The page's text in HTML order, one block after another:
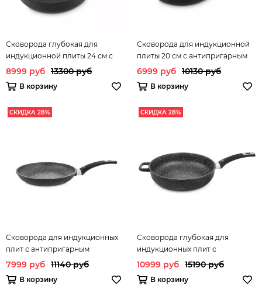
Сковорода глубокая для
индукционной плиты 24 см с
антипригарным покрытием
411.24
8999 руб 13300 руб
В корзину
Сковорода для индукционной
плиты 20 см с антипригарным
покрытием Diamant Plus
6999 руб 10130 руб
В корзину
СКИДКА 28%
Сковорода для индукционных
плит с антипригарным
покрытием 24 см OLYMPIA
7999 руб 11140 руб
В корзину
СКИДКА 28%
Сковорода глубокая для
индукционных плит с
антипригарным покрытием 28
10999 руб 15190 руб
В корзину